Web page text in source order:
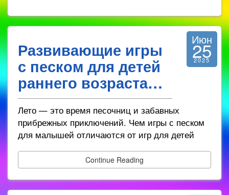
Развивающие игры
с песком для детей
раннего возраста…
Июн
25
2025
Лето — это время песочниц и забавных
прибрежных приключений. Чем игры с песком
для малышей отличаются от игр для детей
Continue Reading